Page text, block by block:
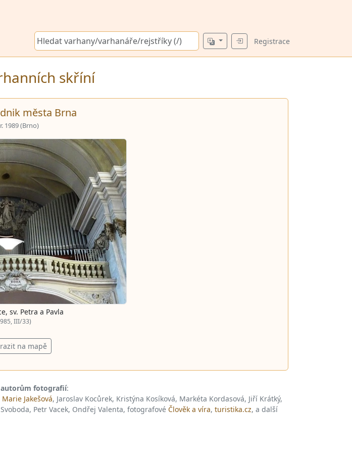
Registrace
skříní
města Brna
1989 (Brno)
sv. Petra a Pavla
III/33)
na mapě
autorům fotografií:
Marie Jakešová, Jaroslav Kocůrek, Kristýna Kosíková, Markéta Kordasová, Jiří Krátký,
Petr Vacek, Ondřej Valenta, fotografové Člověk a víra, turistika.cz, a další